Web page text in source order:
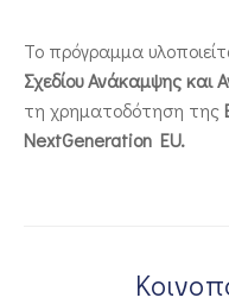
Το πρόγραμμα
Σχεδίου Ανάκαμψης και
τη χρηματοδότηση της
NextGeneration EU.